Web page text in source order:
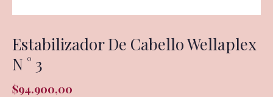
Estabilizador De Cabello Wellaplex
N ° 3
$94.900,00